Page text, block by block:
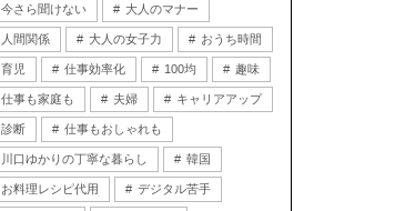
今さら聞けない 大人のマナー
人間関係 大人の女子力 おうち時間
育児 仕事効率化 100均 趣味
仕事も家庭も 夫婦 キャリアアップ
診断 仕事もおしゃれも
川口ゆかりの丁寧な暮らし 韓国
お料理レシピ代用 デジタル苦手